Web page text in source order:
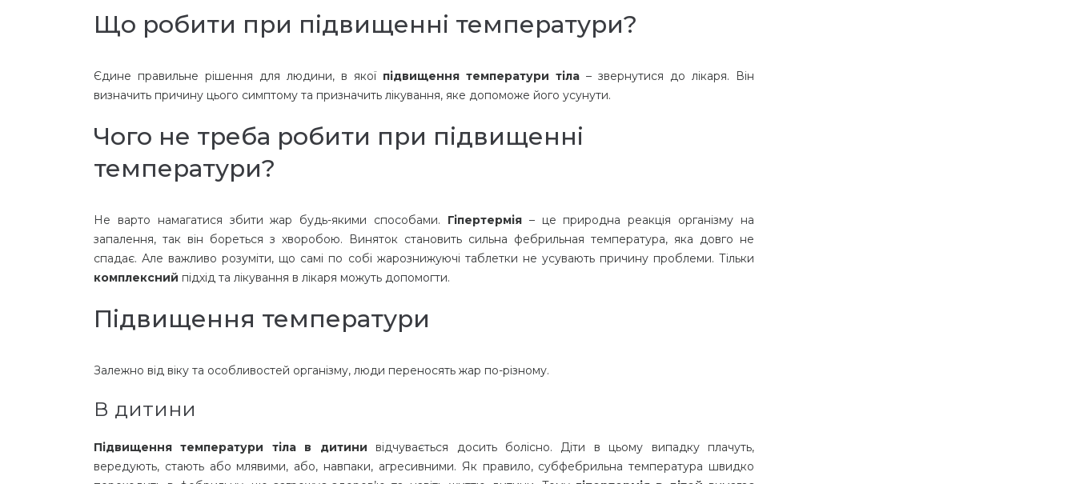
Що робити при підвищенні температури?
Єдине правильне рішення для людини, в якої підвищення температури тіла – звернутися до лікаря. Він
визначить причину цього симптому та призначить лікування, яке допоможе його усунути.
Чого не треба робити при підвищенні
температури?
Не варто намагатися збити жар будь-якими способами. Гіпертермія– це природна реакція організму на
запалення, так він бореться з хворобою. Виняток становить сильна фебрильная температура, яка довго не
спадає. Але важливо розуміти, що самі по собі жарознижуючі таблетки не усувають причину проблеми. Тільки
комплексний підхід та лікування в лікаря можуть допомогти.
Підвищення температури
Залежно від віку та особливостей організму, люди переносять жар по-різному.
В дитини
Підвищення температури тіла в дитини відчувається досить болісно. Діти в цьому випадку плачуть,
вередують, стають або млявими, або, навпаки, агресивними. Як правило, субфебрильна температура швидко